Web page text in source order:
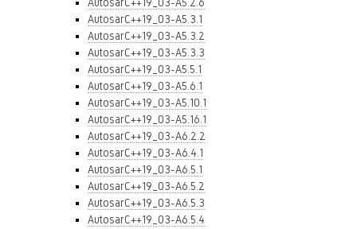
AutosarC++19_03-A5.3.1
AutosarC++19_03-A5.3.2
AutosarC++19_03-A5.3.3
AutosarC++19_03-A5.5.1
AutosarC++19_03-A5.6.1
AutosarC++19_03-A5.10.1
AutosarC++19_03-A5.16.1
AutosarC++19_03-A6.2.2
AutosarC++19_03-A6.4.1
AutosarC++19_03-A6.5.1
AutosarC++19_03-A6.5.2
AutosarC++19_03-A6.5.3
AutosarC++19_03-A6.5.4